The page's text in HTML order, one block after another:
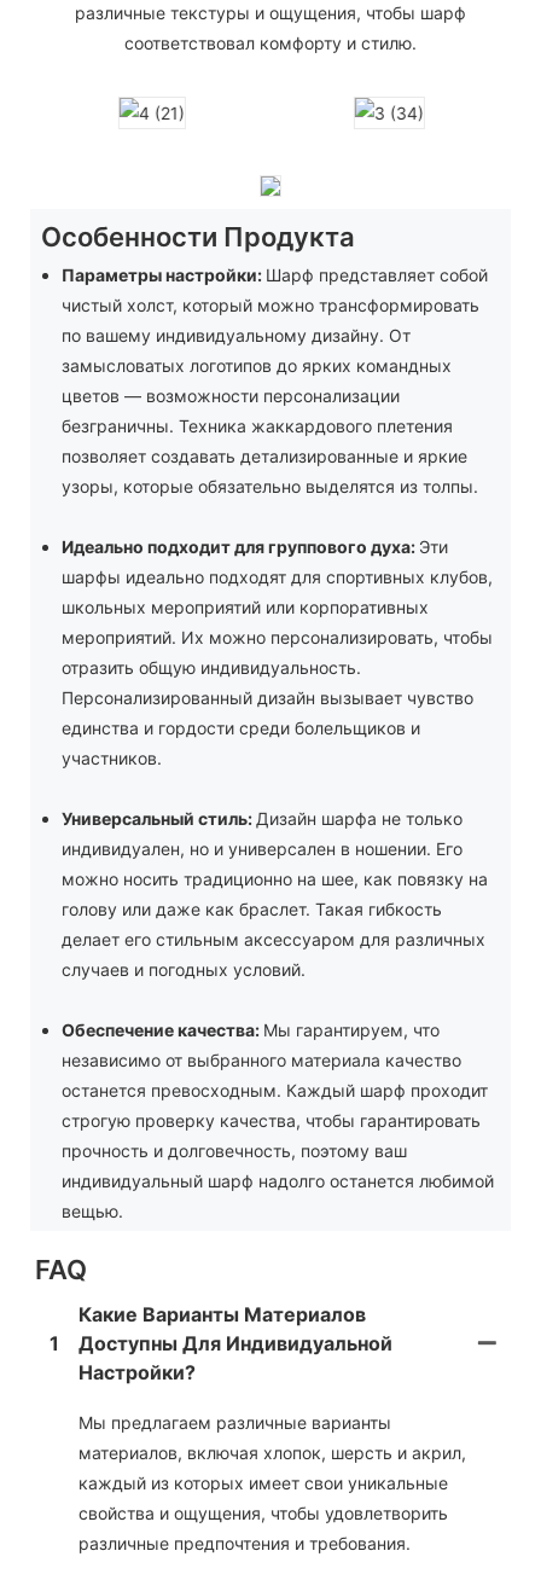
различные текстуры и ощущения, чтобы шарф
соответствовал комфорту и стилю.
Особенности Продукта
Параметры настройки: Шарф представляет собой
чистый холст, который можно трансформировать
по вашему индивидуальному дизайну. От
замысловатых логотипов до ярких командных
цветов — возможности персонализации
безграничны. Техника жаккардового плетения
позволяет создавать детализированные и яркие
узоры, которые обязательно выделятся из толпы.
Идеально подходит для группового духа: Эти
шарфы идеально подходят для спортивных клубов,
школьных мероприятий или корпоративных
мероприятий. Их можно персонализировать, чтобы
отразить общую индивидуальность.
Персонализированный дизайн вызывает чувство
единства и гордости среди болельщиков и
участников.
Универсальный стиль: Дизайн шарфа не только
индивидуален, но и универсален в ношении. Его
можно носить традиционно на шее, как повязку на
голову или даже как браслет. Такая гибкость
делает его стильным аксессуаром для различных
случаев и погодных условий.
Обеспечение качества: Мы гарантируем, что
независимо от выбранного материала качество
останется превосходным. Каждый шарф проходит
строгую проверку качества, чтобы гарантировать
прочность и долговечность, поэтому ваш
индивидуальный шарф надолго останется любимой
вещью.
FAQ
1
Какие Варианты Материалов
Доступны Для Индивидуальной
Настройки?
Мы предлагаем различные варианты
материалов, включая хлопок, шерсть и акрил,
каждый из которых имеет свои уникальные
свойства и ощущения, чтобы удовлетворить
различные предпочтения и требования.